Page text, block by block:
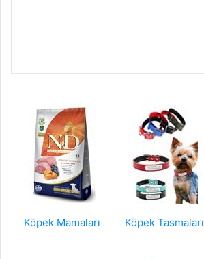
Köpek Mamaları Köpek Tasmaları